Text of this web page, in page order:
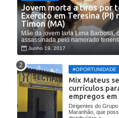
Jovem morta a tiros por
Exército em Teresina (PI)
Timon (MA)
Mãe da jovem Iarla Lima Barbosa,
assassinada pelo namorado
Junho 19, 2017
#OPORTUNIDADE
Mix Mateus
currículos
empregos em
Dirigentes do
Maranhão, que